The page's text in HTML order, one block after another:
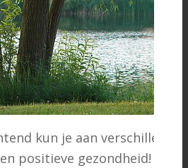
kun je aan verschillende
positieve gezondheid!